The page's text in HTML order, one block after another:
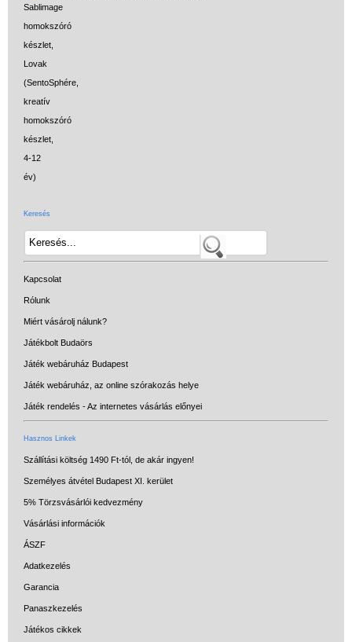
Keresés
Kapcsolat
Rólunk
Miért vásárolj nálunk?
Játékbolt Budaörs
Játék webáruház Budapest
Játék webáruház, az online szórakozás helye
Játék rendelés - Az internetes vásárlás előnyei
Hasznos Linkek
Szállítási költség 1490 Ft-tól, de akár ingyen!
Személyes átvétel Budapest XI. kerület
5% Törzsvásárlói kedvezmény
Vásárlási információk
ÁSZF
Adatkezelés
Garancia
Panaszkezelés
Játékos cikkek